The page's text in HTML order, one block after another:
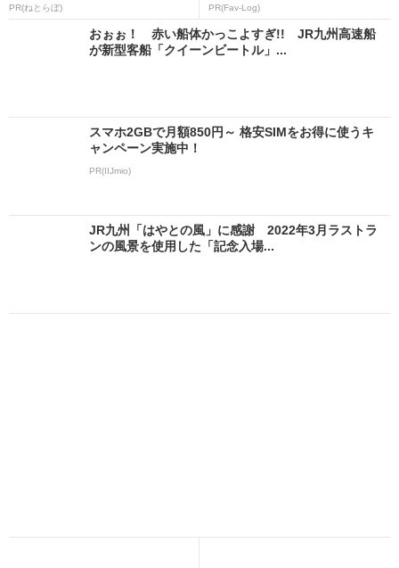
PR(ねとらぼ) PR(Fav-Log)
おぉぉ！ 赤い船体かっこよすぎ!! JR九州高速船
が新型客船「クイーンビートル」...
スマホ2GBで月額850円～ 格安SIMをお得に使うキ
ャンペーン実施中！
PR(IIJmio)
JR九州「はやとの風」に感謝 2022年3月ラストラ
ンの風景を使用した「記念入場...